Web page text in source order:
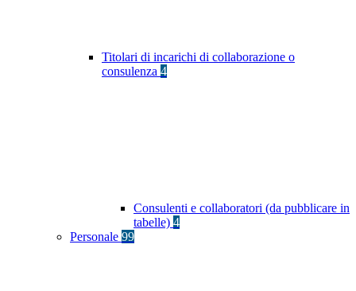
Titolari di incarichi di collaborazione o
consulenza 4
Consulenti e collaboratori (da pubblicare in
tabelle) 4
Personale 99